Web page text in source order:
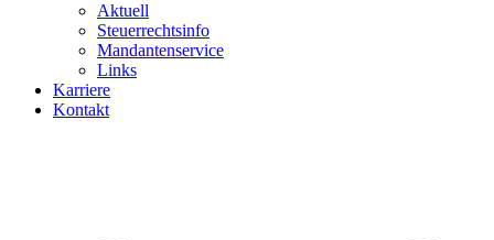
Aktuell
Steuerrechtsinfo
Mandantenservice
Links
Karriere
Kontakt